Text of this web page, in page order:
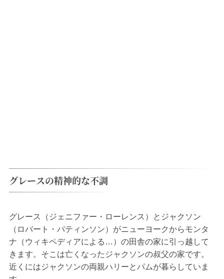
グレースの精神的な不調
グレース（ジェニファー・ローレンス）とジャクソン
（ロバート・パティンソン）がニューヨークからモンタ
ナ（ウィキペディアによる…）の田舎の家に引っ越して
きます。そこは亡くなったジャクソンの叔父の家です。
近くにはジャクソンの両親ハリーとパムが暮らしていま